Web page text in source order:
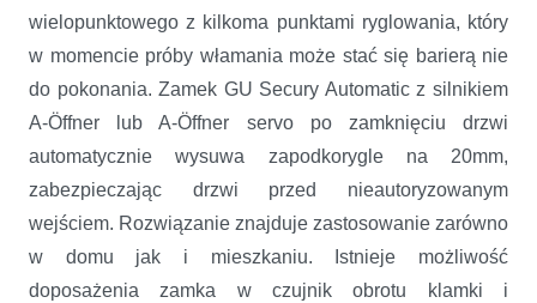
wielopunktowego z kilkoma punktami ryglowania, który
w momencie próby włamania może stać się barierą nie
do pokonania. Zamek GU Secury Automatic z silnikiem
A-Öffner lub A-Öffner servo po zamknięciu drzwi
automatycznie wysuwa zapodkorygle na 20mm,
zabezpieczając drzwi przed nieautoryzowanym
wejściem. Rozwiązanie znajduje zastosowanie zarówno
w domu jak i mieszkaniu. Istnieje możliwość
doposażenia zamka w czujnik obrotu klamki i